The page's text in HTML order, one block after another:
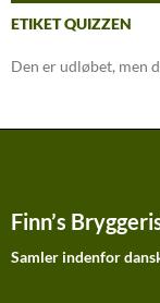
ETIKET QUIZZEN
Den er udløbet, men
Finn’s
Samler indenfor